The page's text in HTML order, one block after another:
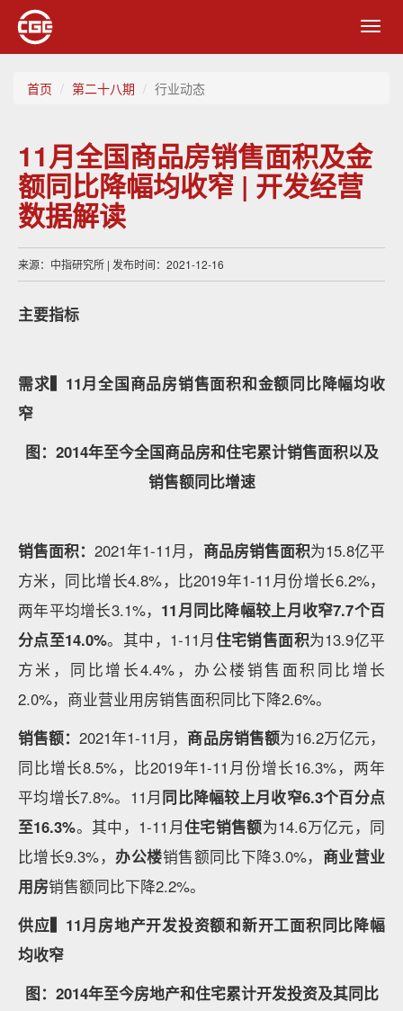
首页 第二十八期 行业动态
11月全国商品房销售面积及金
额同比降幅均收窄 | 开发经营
数据解读
来源：中指研究所 | 发布时间：2021-12-16
主要指标
需求▍11月全国商品房销售面积和金额同比降幅均收
窄
图：2014年至今全国商品房和住宅累计销售面积以及
销售额同比增速
销售面积：2021年1-11月， 商品房销售面积为15.8亿平
方米，同比增长4.8%，比2019年1-11月份增长6.2%，
两年平均增长3.1%， 11月同比降幅较上月收窄7.7个百
分点至14.0%。其中，1-11月住宅销售面积为13.9亿平
方米，同比增长4.4%，办公楼销售面积同比增长
2.0%，商业营业用房销售面积同比下降2.6%。
销售额：2021年1-11月， 商品房销售额为16.2万亿元，
同比增长8.5%，比2019年1-11月份增长16.3%，两年
平均增长7.8%。11月同比降幅较上月收窄6.3个百分点
至16.3%。其中，1-11月住宅销售额为14.6万亿元，同
比增长9.3%，办公楼销售额同比下降3.0%， 商业营业
用房销售额同比下降2.2%。
供应▍11月房地产开发投资额和新开工面积同比降幅
均收窄
图：2014年至今房地产和住宅累计开发投资及其同比